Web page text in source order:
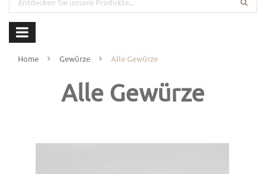
Home Gewürze Alle Gewürze
Alle Gewürze